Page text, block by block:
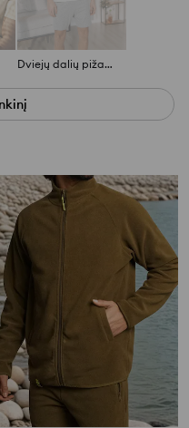
Dviejų dalių pižama